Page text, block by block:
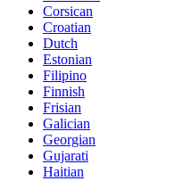
Corsican
Croatian
Dutch
Estonian
Filipino
Finnish
Frisian
Galician
Georgian
Gujarati
Haitian